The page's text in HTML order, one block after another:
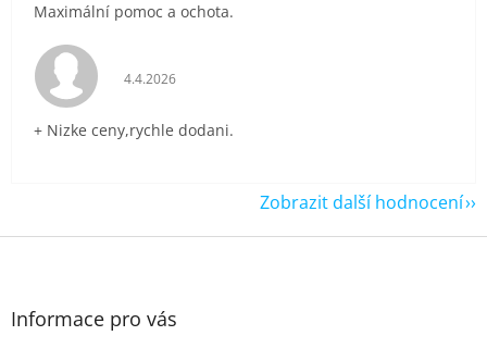
Maximální pomoc a ochota.
Hodnocení obchodu je 5 z 5 hvězdiček.
4.4.2026
+ Nizke ceny,rychle dodani.
Zobrazit další hodnocení
Z
Informace pro vás